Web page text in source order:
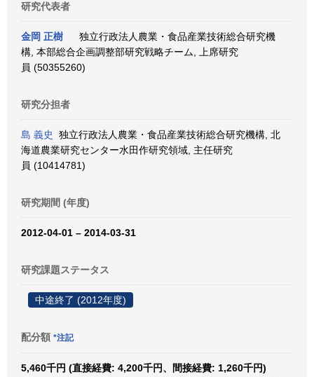
研究代表者
金岡 正樹
独立行政法人農業・食品産業技術総合研究機
構, 本部総合企画調整部研究戦略チーム, 上席研究
員 (50355260)
研究分担者
島 義史
独立行政法人農業・食品産業技術総合研究機構, 北
海道農業研究センター水田作研究領域, 主任研究
員 (10414781)
研究期間 (年度)
2012-04-01 – 2014-03-31
研究課題ステータス
中途終了 (2012年度)
配分額 *注記
5,460千円 (直接経費: 4,200千円、間接経費: 1,260千円)